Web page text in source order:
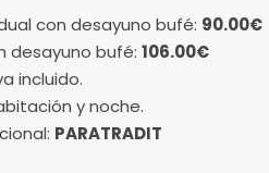
con desayuno bufé: 90.00€
desayuno bufé: 106.00€
incluido.
y noche.
PARATRADIT